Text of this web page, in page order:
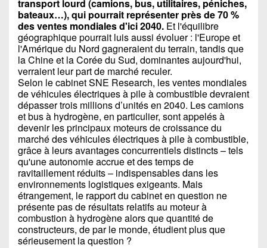
transport lourd (camions, bus, utilitaires, péniches,
bateaux…), qui pourrait représenter près de 70 %
des ventes mondiales d'ici 2040. Et l'équilibre
géographique pourrait luis aussi évoluer : l'Europe et
l'Amérique du Nord gagneraient du terrain, tandis que
la Chine et la Corée du Sud, dominantes aujourd'hui,
verraient leur part de marché reculer.
Selon le cabinet SNE Research, les ventes mondiales
de véhicules électriques à pile à combustible devraient
dépasser trois millions d’unités en 2040. Les camions
et bus à hydrogène, en particulier, sont appelés à
devenir les principaux moteurs de croissance du
marché des véhicules électriques à pile à combustible,
grâce à leurs avantages concurrentiels distincts – tels
qu'une autonomie accrue et des temps de
ravitaillement réduits – indispensables dans les
environnements logistiques exigeants. Mais
étrangement, le rapport du cabinet en question ne
présente pas de résultats relatifs au moteur à
combustion à hydrogène alors que quantité de
constructeurs, de par le monde, étudient plus que
sérieusement la question ?